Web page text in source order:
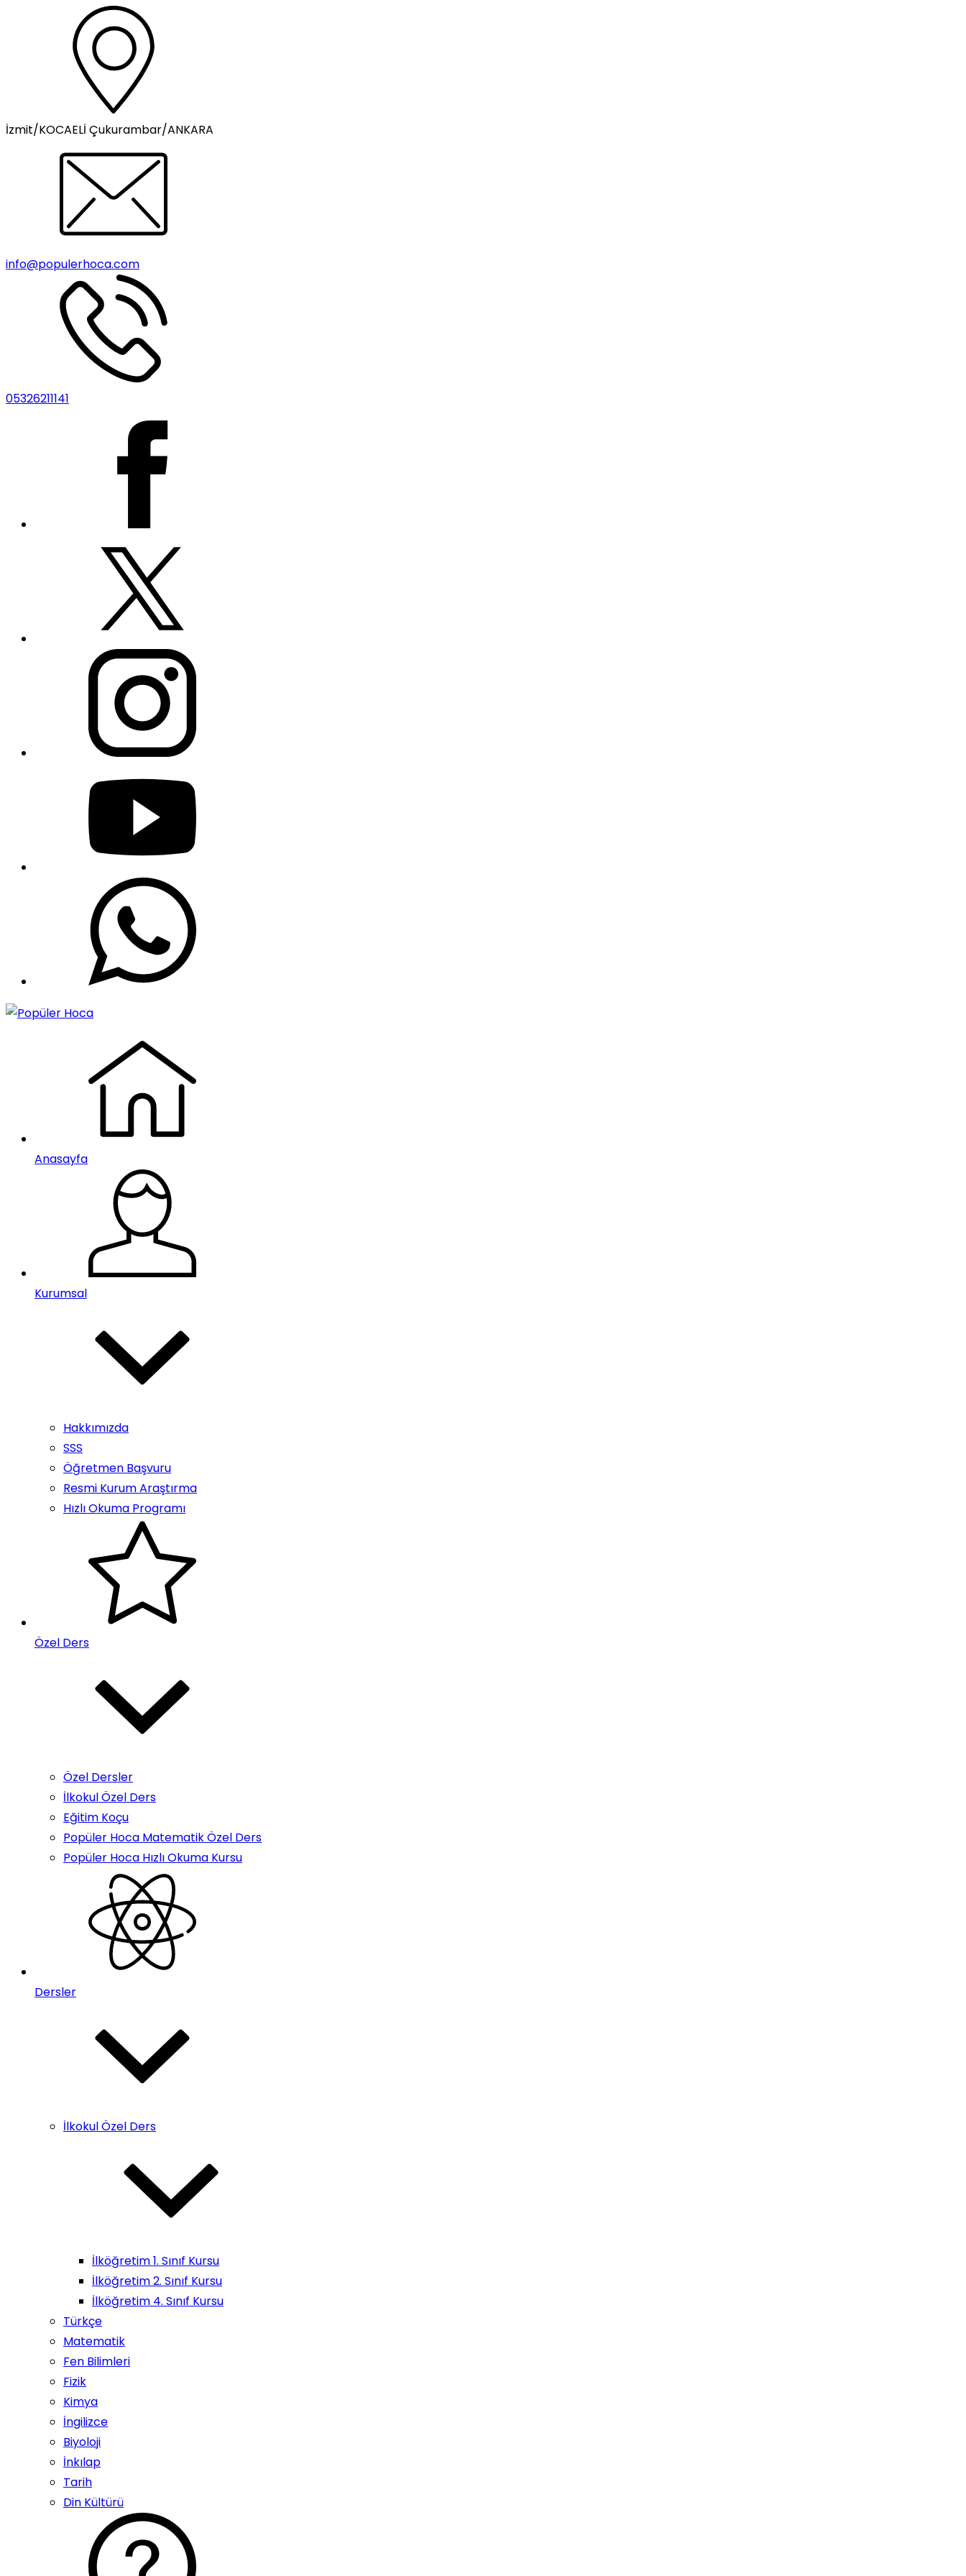
İzmit/KOCAELİ Çukurambar/ANKARA
info@populerhoca.com
05326211141
Anasayfa
Kurumsal
Hakkımızda
SSS
Öğretmen Başvuru
Resmi Kurum Araştırma
Hızlı Okuma Programı
Özel Ders
Özel Dersler
İlkokul Özel Ders
Eğitim Koçu
Popüler Hoca Matematik Özel Ders
Popüler Hoca Hızlı Okuma Kursu
Dersler
İlkokul Özel Ders
İlköğretim 1. Sınıf Kursu
İlköğretim 2. Sınıf Kursu
İlköğretim 4. Sınıf Kursu
Türkçe
Matematik
Fen Bilimleri
Fizik
Kimya
İngilizce
Biyoloji
İnkılap
Tarih
Din Kültürü